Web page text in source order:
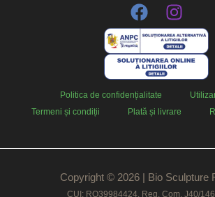
Politica de confidențialitate
Termeni și condiții
Plată și livrare
Copyright © 2026 | Bio Sculpture
CUI: RO39984424, Reg. Com. J40/